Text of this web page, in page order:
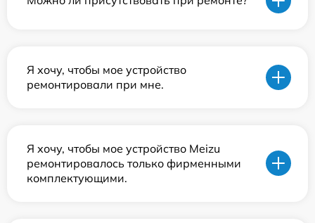
Я хочу, чтобы мое устройство
ремонтировали при мне.
Я хочу, чтобы мое устройство Meizu
ремонтировалось только фирменными
комплектующими.